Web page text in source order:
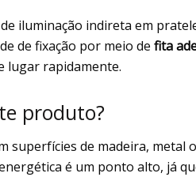
iluminação indireta em
de fixação por meio de fita
lugar rapidamente.
produto?
superfícies de madeira, metal
é um ponto alto, já